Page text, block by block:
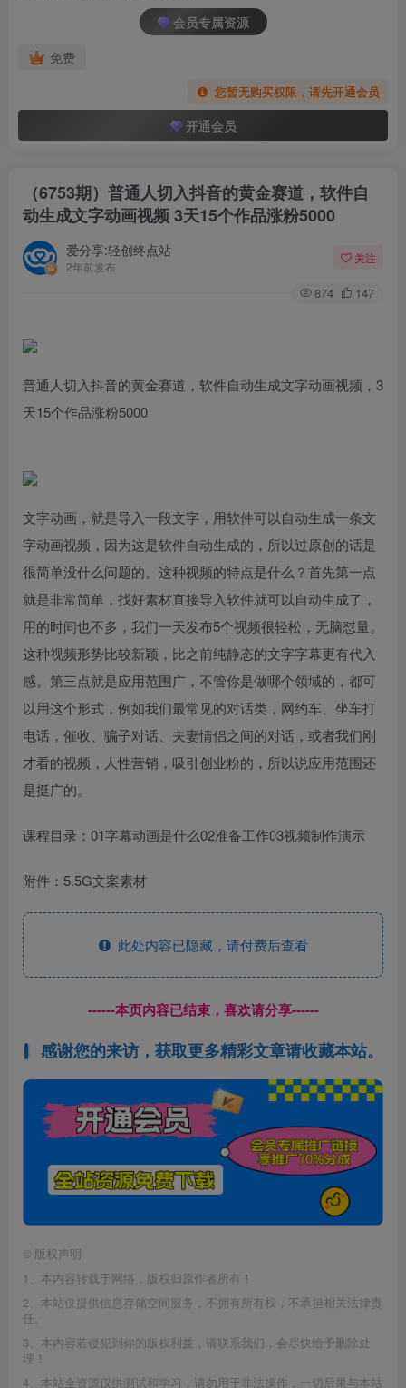
会员专属资源
免费
您暂无购买权限，请先开通会员
开通会员
（6753期）普通人切入抖音的黄金赛道，软件自
动生成文字动画视频 3天15个作品涨粉5000
爱分享:轻创终点站
2年前发布
关注
874 147
普通人切入抖音的黄金赛道，软件自动生成文字动画视频，3
天15个作品涨粉5000
文字动画，就是导入一段文字，用软件可以自动生成一条文
字动画视频，因为这是软件自动生成的，所以过原创的话是
很简单没什么问题的。这种视频的特点是什么？首先第一点
就是非常简单，找好素材直接导入软件就可以自动生成了，
用的时间也不多，我们一天发布5个视频很轻松，无脑怼量。
这种视频形势比较新颖，比之前纯静态的文字字幕更有代入
感。第三点就是应用范围广，不管你是做哪个领域的，都可
以用这个形式，例如我们最常见的对话类，网约车、坐车打
电话，催收、骗子对话、夫妻情侣之间的对话，或者我们刚
才看的视频，人性营销，吸引创业粉的，所以说应用范围还
是挺广的。
课程目录：01字幕动画是什么02准备工作03视频制作演示
附件：5.5G文案素材
此处内容已隐藏，请付费后查看
------本页内容已结束，喜欢请分享------
感谢您的来访，获取更多精彩文章请收藏本站。
© 版权声明
1、本内容转载于网络，版权归原作者所有！
2、本站仅提供信息存储空间服务，不拥有所有权，不承担相关法律责
任。
3、本内容若侵犯到你的版权利益，请联系我们，会尽快给予删除处
理！
4、本站全资源仅供测试和学习，请勿用于非法操作，一切后果与本站